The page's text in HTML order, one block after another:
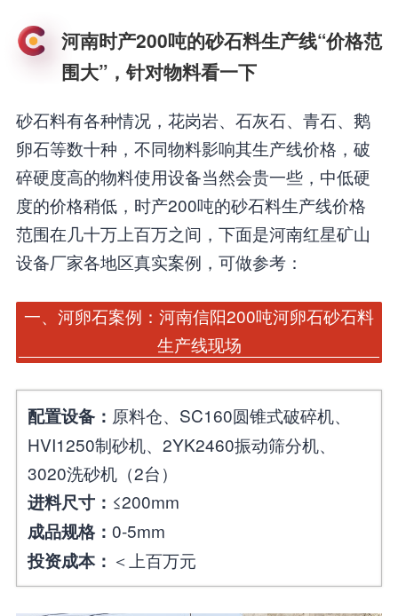
河南时产200吨的砂石料生产线“价格范
围大”，针对物料看一下
砂石料有各种情况，花岗岩、石灰石、青石、鹅
卵石等数十种，不同物料影响其生产线价格，破
碎硬度高的物料使用设备当然会贵一些，中低硬
度的价格稍低，时产200吨的砂石料生产线价格
范围在几十万上百万之间，下面是河南红星矿山
设备厂家各地区真实案例，可做参考：
一、河卵石案例：河南信阳200吨河卵石砂石料
生产线现场
配置设备： 原料仓、SC160圆锥式破碎机、
HVI1250制砂机、2YK2460振动筛分机、
3020洗砂机（2台）
进料尺寸： ≤200mm
成品规格： 0-5mm
投资成本： ＜上百万元